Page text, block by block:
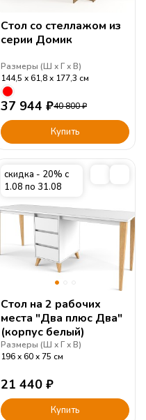
Стол со стеллажом из
серии Домик
Размеры (Ш Г В)
144,5
61,8 177,3 см
37 944 ₽40 800₽
Купить
скидка - 20% с
1.08 по 31.08
Стол на 2 рабочих
места "Два плюс Два"
(корпус белый)
Размеры (Ш Г В)
196
60 75 см
21 440 ₽
Купить